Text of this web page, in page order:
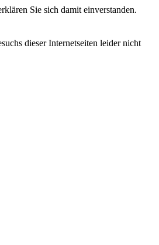
Sie sich damit einverstanden.
dieser Internetseiten leider nicht